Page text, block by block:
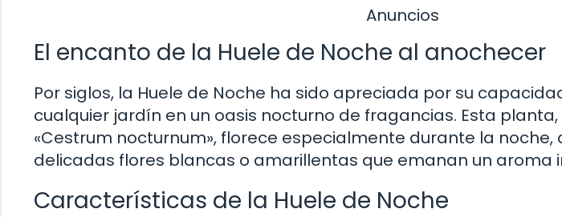
Anuncios
El encanto de la Huele de Noche al anochecer
Por siglos, la Huele de Noche ha sido apreciada por su
cualquier jardín en un oasis nocturno de fragancias. Esta
«Cestrum nocturnum», florece especialmente durante la noche,
delicadas flores blancas o amarillentas que emanan un aroma
Características de la Huele de Noche